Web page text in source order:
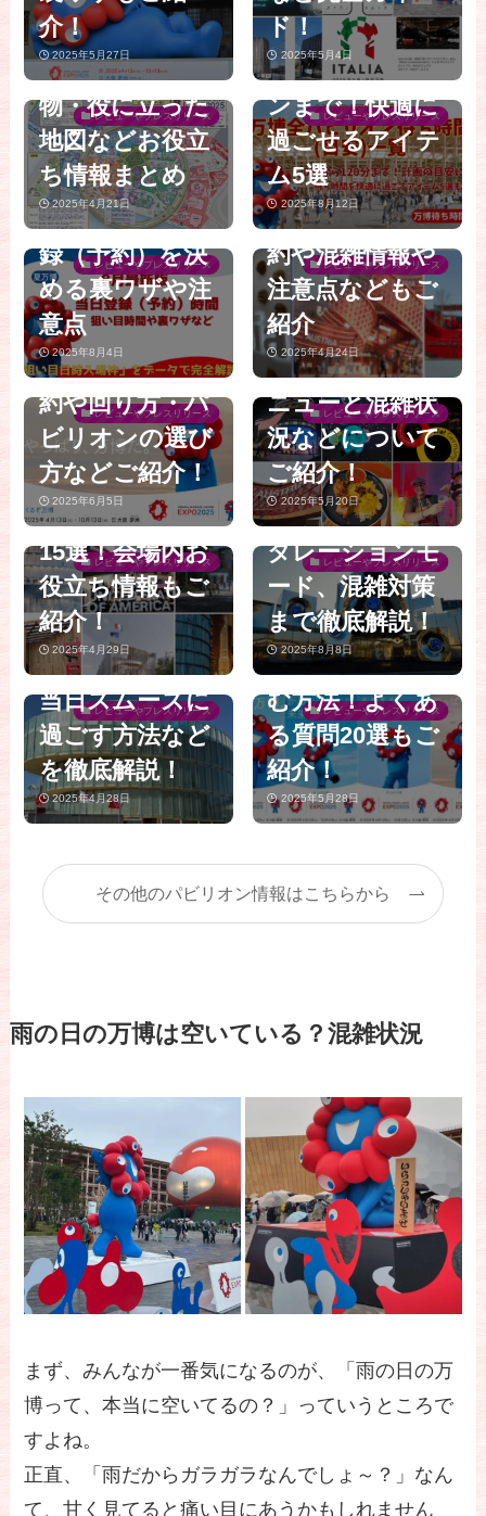
介！
2025年5月27日
ド！
2025年5月4日
レビューやプレスリリース
情・混雑・本当
に必要な持ち
物・役に立った
地図などお役立
ち情報まとめ
2025年4月21日
レビューやプレスリリース
間なしから120
分待ちパビリオ
ンまで！快適に
過ごせるアイテ
ム5選
2025年8月12日
レビューやプレスリリース
【大阪・関西万
博】8月最新
版！当日枠開放
時間一覧完全ガ
イド│夏の狙い
目時間や当日登
録（予約）を決
める裏ワザや注
意点
2025年8月4日
レビューやプレスリリース
【大阪・関西万
博】行ってきま
した！海外パビ
リオンのイチオ
シグルメと買っ
てよかったお土
産のご紹介│予
約や混雑情報や
注意点などもご
紹介
2025年4月24日
レビューやプレスリリース
【大阪・関西万
博2025】知らな
いと損する！混
雑する万博を時
短で上手にスム
ーズに回る方法
完全ガイド│予
約や回り方・パ
ビリオンの選び
方などご紹介！
2025年6月5日
レビューやプレスリリース
【大阪・関西万
博】絶対行くべ
き穴場人気パビ
リオンTOP10│
予約なしでも楽
しめるスポット
やレストランメ
ニューと混雑状
況などについて
ご紹介！
2025年5月20日
レビューやプレスリリース
【大阪・関西万
博】絶対行くべ
き！海外パビリ
オン＆レストラ
ンおすすめ人気
15選！会場内お
役立ち情報もご
紹介！
2025年4月29日
レビューやプレスリリース
【大阪・関西万
博】「null²（ヌ
「予約なし」で
入場可能！8/1か
らの「ウォーク
スルー」を完全
ガイド│落合陽
一プロデュー
ス！当日予約シ
ステム、インス
タレーションモ
ード、混雑対策
まで徹底解説！
2025年8月8日
レビューやプレスリリース
【大阪・関西万
博】予約なし・
ありパビリオン
一覧ガイド│事
前準備リストや
当日スムーズに
過ごす方法など
を徹底解説！
2025年4月28日
レビューやプレスリリース
【大阪関西万
博】シニア向け
万博体験談の完
全版！疲れない
歩き方と穴場休
憩スポットで万
博を120%楽し
む方法！よくあ
る質問20選もご
紹介！
2025年5月28日
その他のパビリオン情報はこちらから
雨の日の万博は空いている？混雑状況
まず、みんなが一番気になるのが、「雨の日の万
博って、本当に空いてるの？」っていうところで
すよね。
正直、「雨だからガラガラなんでしょ～？」なん
て、甘く見てると痛い目にあうかもしれません